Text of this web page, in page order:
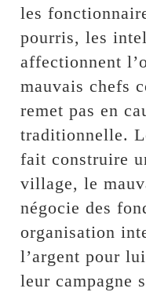
les
pourris, les
affectionnent
mauvais chefs
remet pas en
traditionnelle.
fait construire
village, le
négocie des
organisation
l’argent pour
leur campagne